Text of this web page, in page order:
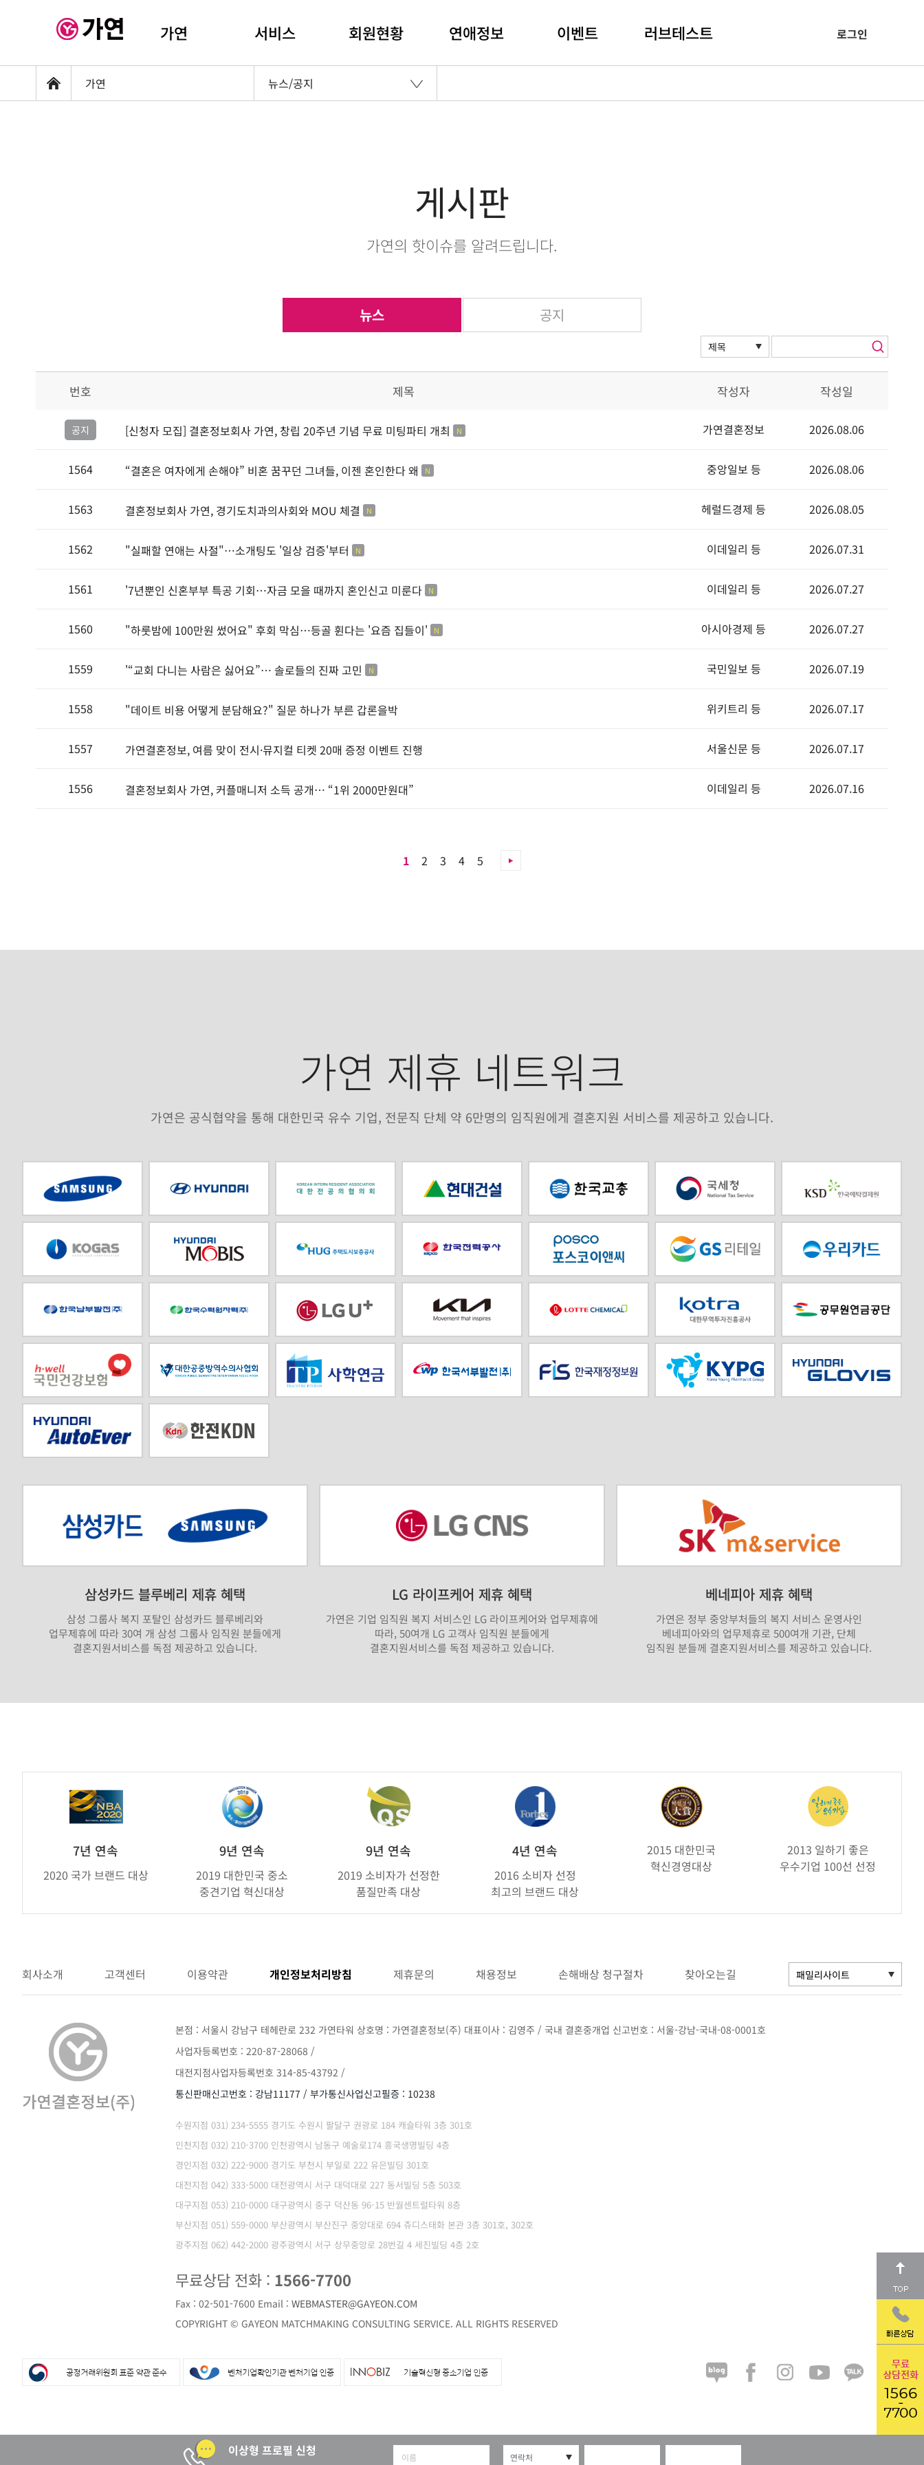
가연 서비스 회원현황 연애정보 이벤트 러브테스트 로그인
홈 가연 뉴스/공지
게시판
가연의 핫이슈를 알려드립니다.
뉴스 공지
번호 제목 작성자 작성일
공지 [신청자 모집] 결혼정보회사 가연, 창립 20주년 기념 무료 미팅파티 개최 N 가연결혼정보 2026.08.06
1564 “결혼은 여자에게 손해야” 비혼 꿈꾸던 그녀들, 이젠 혼인한다 왜 N 중앙일보 등 2026.08.06
1563 결혼정보회사 가연, 경기도치과의사회와 MOU 체결 N 헤럴드경제 등 2026.08.05
1562 "실패할 연애는 사절"…소개팅도 '일상 검증'부터 N 이데일리 등 2026.07.31
1561 '7년뿐인 신혼부부 특공 기회…자금 모을 때까지 혼인신고 미룬다 N 이데일리 등 2026.07.27
1560 "하룻밤에 100만원 썼어요" 후회 막심…등골 휜다는 '요즘 집들이' N 아시아경제 등 2026.07.27
1559 '“교회 다니는 사람은 싫어요”… 솔로들의 진짜 고민 N 국민일보 등 2026.07.19
1558 "데이트 비용 어떻게 분담해요?" 질문 하나가 부른 갑론을박 위키트리 등 2026.07.17
1557 가연결혼정보, 여름 맞이 전시·뮤지컬 티켓 20매 증정 이벤트 진행 서울신문 등 2026.07.17
1556 결혼정보회사 가연, 커플매니저 소득 공개… “1위 2000만원대” 이데일리 등 2026.07.16
1 2 3 4 5
�
가연 제휴 네트워크
가연은 공식협약을 통해 대한민국 유수 기업, 전문직 단체 약 6만명의 임직원에게 결혼지원 서비스를 제공하고 있습니다.
삼성카드 블루베리 제휴 혜택
삼성 그룹사 복지 포탈인 삼성카드 블루베리와
업무제휴에 따라 30여 개 삼성 그룹사 임직원 분들에게
결혼지원서비스를 독점 제공하고 있습니다.
LG 라이프케어 제휴 혜택
가연은 기업 임직원 복지 서비스인 LG 라이프케어와 업무제휴에
따라, 50여개 LG 고객사 임직원 분들에게
결혼지원서비스를 독점 제공하고 있습니다.
베네피아 제휴 혜택
가연은 정부 중앙부처들의 복지 서비스 운영사인
베네피아와의 업무제휴로 500여개 기관, 단체
임직원 분들께 결혼지원서비스를 제공하고 있습니다.
7년 연속
2020 국가 브랜드 대상
9년 연속
2019 대한민국 중소
중견기업 혁신대상
9년 연속
2019 소비자가 선정한
품질만족 대상
4년 연속
2016 소비자 선정
최고의 브랜드 대상
2015 대한민국
혁신경영대상
2013 일하기 좋은
우수기업 100선 선정
회사소개 고객센터 이용약관 개인정보처리방침 제휴문의 채용정보 손해배상 청구절차 찾아오는길
본점 : 서울시 강남구 테헤란로 232 가연타워 상호명 : 가연결혼정보(주) 대표이사 : 김영주 / 국내 결혼중개업 신고번호 : 서울-강남-국내-08-0001호
사업자등록번호 : 220-87-28068 /
대전지점사업자등록번호 314-85-43792 /
통신판매신고번호 : 강남11177 / 부가통신사업신고필증 : 10238
수원지점 031) 234-5555 경기도 수원시 팔달구 권광로 184 캐슬타워 3층 301호
인천지점 032) 210-3700 인천광역시 남동구 예술로174 흥국생명빌딩 4층
경인지점 032) 222-9000 경기도 부천시 부일로 222 유은빌딩 301호
대전지점 042) 333-5000 대전광역시 서구 대덕대로 227 동서빌딩 5층 503호
대구지점 053) 210-0000 대구광역시 중구 덕산동 96-15 반월센트럴타워 8층
부산지점 051) 559-0000 부산광역시 부산진구 중앙대로 694 쥬디스태화 본관 3층 301호, 302호
광주지점 062) 442-2000 광주광역시 서구 상무중앙로 28번길 4 세진빌딩 4층 2호
무료상담 전화 : 1566-7700
Fax : 02-501-7600 Email : WEBMASTER@GAYEON.COM
COPYRIGHT © GAYEON MATCHMAKING CONSULTING SERVICE. ALL RIGHTS RESERVED
이상형 프로필 신청